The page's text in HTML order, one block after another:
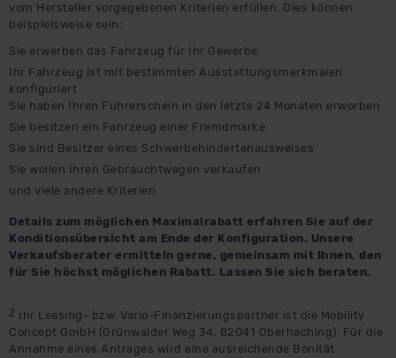
vom Hersteller vorgegebenen Kriterien erfüllen. Dies können
beispielsweise sein:
Sie erwerben das Fahrzeug für Ihr Gewerbe
Ihr Fahrzeug ist mit bestimmten Ausstattungsmerkmalen
konfiguriert
Sie haben Ihren Führerschein in den letzte 24 Monaten erworben
Sie besitzen ein Fahrzeug einer Fremdmarke
Sie sind Besitzer eines Schwerbehindertenausweises
Sie wollen Ihren Gebrauchtwagen verkaufen
und viele andere Kriterien
Details zum möglichen Maximalrabatt erfahren Sie auf der
Konditionsübersicht am Ende der Konfiguration. Unsere
Verkaufsberater ermitteln gerne, gemeinsam mit Ihnen, den
für Sie höchst möglichen Rabatt. Lassen Sie sich beraten.
2 Ihr Leasing- bzw. Vario-Finanzierungspartner ist die Mobility
Concept GmbH (Grünwalder Weg 34, 82041 Oberhaching). Für die
Annahme eines Antrages wird eine ausreichende Bonität